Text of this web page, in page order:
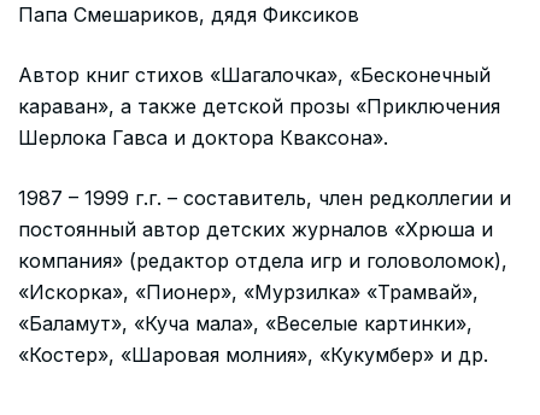
Папа Смешариков, дядя Фиксиков
Автор книг стихов «Шагалочка», «Бесконечный
караван», а также детской прозы «Приключения
Шерлока Гавса и доктора Кваксона».
1987 – 1999 г.г. – составитель, член редколлегии и
постоянный автор детских журналов «Хрюша и
компания» (редактор отдела игр и головоломок),
«Искорка», «Пионер», «Мурзилка» «Трамвай»,
«Баламут», «Куча мала», «Веселые картинки»,
«Костер», «Шаровая молния», «Кукумбер» и др.